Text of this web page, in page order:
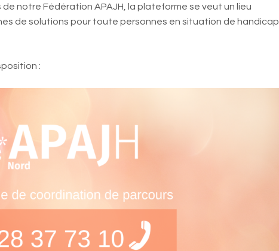
notre Fédération APAJH, la plateforme se veut un lieu
de solutions pour toute personnes en situation de handicap
: